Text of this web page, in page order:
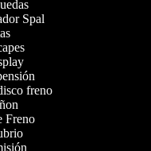
Spal
freno
Freno